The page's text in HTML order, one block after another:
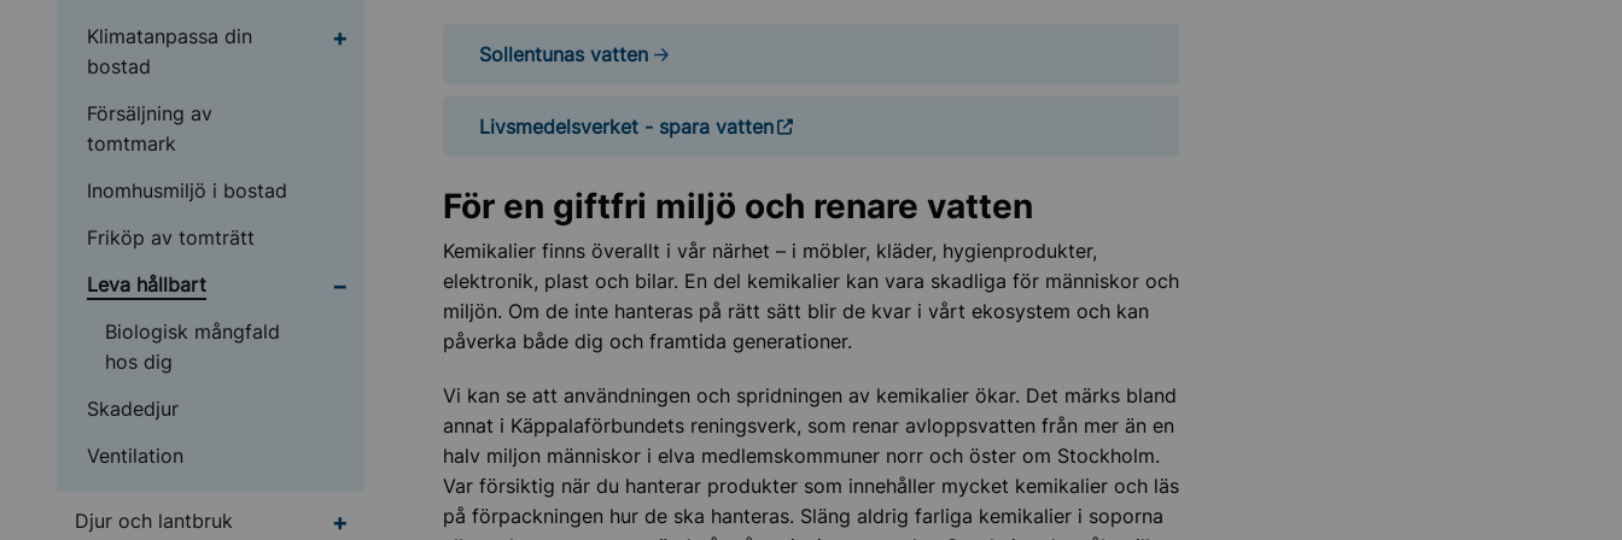
Klimatanpassa din
bostad
Undermeny för Klimatanpassa din bostad
Försäljning av
tomtmark
Inomhusmiljö i bostad
Friköp av tomträtt
Leva hållbart
Undermeny för Leva hållbart
Biologisk mångfald
hos dig
Skadedjur
Ventilation
Djur och lantbruk Undermeny för Djur och lantbruk
Sollentunas vatten
Livsmedelsverket - spara vatten
För en giftfri miljö och renare vatten
Kemikalier finns överallt i vår närhet – i möbler, kläder, hygienprodukter,
elektronik, plast och bilar. En del kemikalier kan vara skadliga för människor och
miljön. Om de inte hanteras på rätt sätt blir de kvar i vårt ekosystem och kan
påverka både dig och framtida generationer.
Vi kan se att användningen och spridningen av kemikalier ökar. Det märks bland
annat i Käppalaförbundets reningsverk, som renar avloppsvatten från mer än en
halv miljon människor i elva medlemskommuner norr och öster om Stockholm.
Var försiktig när du hanterar produkter som innehåller mycket kemikalier och läs
på förpackningen hur de ska hanteras. Släng aldrig farliga kemikalier i soporna